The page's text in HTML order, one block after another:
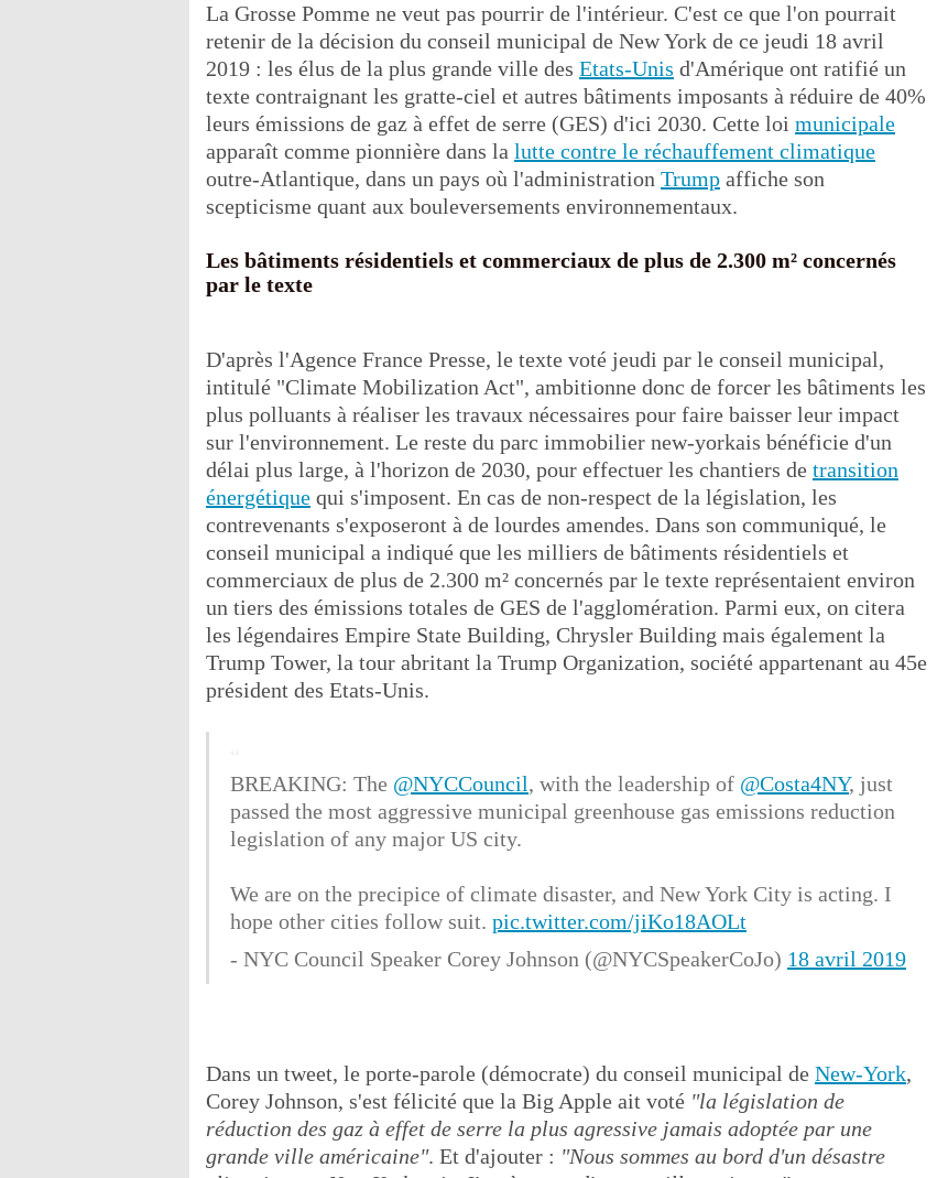
La Grosse Pomme ne veut pas pourrir de l'intérieur. C'est ce que l'on pourrait
retenir de la décision du conseil municipal de New York de ce jeudi 18 avril
2019 : les élus de la plus grande ville des Etats-Unis d'Amérique ont ratifié un
texte contraignant les gratte-ciel et autres bâtiments imposants à réduire de 40%
leurs émissions de gaz à effet de serre (GES) d'ici 2030. Cette loi municipale
apparaît comme pionnière dans la lutte contre le réchauffement climatique
outre-Atlantique, dans un pays où l'administration Trump affiche son
scepticisme quant aux bouleversements environnementaux.
Les bâtiments résidentiels et commerciaux de plus de 2.300 m² concernés
par le texte
D'après l'Agence France Presse, le texte voté jeudi par le conseil municipal,
intitulé "Climate Mobilization Act", ambitionne donc de forcer les bâtiments les
plus polluants à réaliser les travaux nécessaires pour faire baisser leur impact
sur l'environnement. Le reste du parc immobilier new-yorkais bénéficie d'un
délai plus large, à l'horizon de 2030, pour effectuer les chantiers de transition
énergétique qui s'imposent. En cas de non-respect de la législation, les
contrevenants s'exposeront à de lourdes amendes. Dans son communiqué, le
conseil municipal a indiqué que les milliers de bâtiments résidentiels et
commerciaux de plus de 2.300 m² concernés par le texte représentaient environ
un tiers des émissions totales de GES de l'agglomération. Parmi eux, on citera
les légendaires Empire State Building, Chrysler Building mais également la
Trump Tower, la tour abritant la Trump Organization, société appartenant au 45e
président des Etats-Unis.
BREAKING: The @NYCCouncil, with the leadership of @Costa4NY, just
passed the most aggressive municipal greenhouse gas emissions reduction
legislation of any major US city.
We are on the precipice of climate disaster, and New York City is acting. I
hope other cities follow suit. pic.twitter.com/jiKo18AOLt
- NYC Council Speaker Corey Johnson (@NYCSpeakerCoJo) 18 avril 2019
Dans un tweet, le porte-parole (démocrate) du conseil municipal de New-York,
Corey Johnson, s'est félicité que la Big Apple ait voté "la législation de
réduction des gaz à effet de serre la plus agressive jamais adoptée par une
grande ville américaine". Et d'ajouter : "Nous sommes au bord d'un désastre